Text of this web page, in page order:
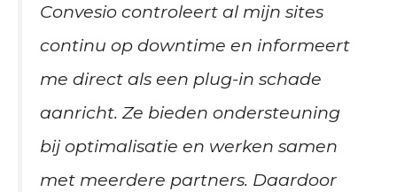
Convesio controleert al mijn sites
continu op downtime en informeert
me direct als een plug-in schade
aanricht. Ze bieden ondersteuning
bij optimalisatie en werken samen
met meerdere partners. Daardoor